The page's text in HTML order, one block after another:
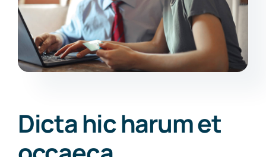
Dicta hic harum et